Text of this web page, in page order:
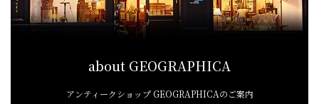
about GEOGRAPHICA
アンティークショップGEOGRAPHICAのご案内